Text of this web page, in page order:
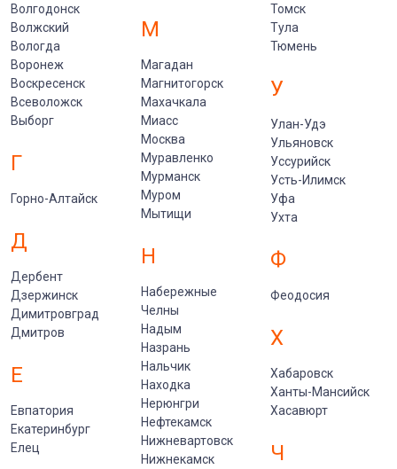
Волгодонск
Волжский
Вологда
Воронеж
Воскресенск
Всеволожск
Выборг
Г
Горно-Алтайск
Д
Дербент
Дзержинск
Димитровград
Дмитров
Е
Евпатория
Екатеринбург
Елец
М
Магадан
Магнитогорск
Махачкала
Миасс
Москва
Муравленко
Мурманск
Муром
Мытищи
Н
Набережные
Челны
Надым
Назрань
Нальчик
Находка
Нерюнгри
Нефтекамск
Нижневартовск
Нижнекамск
Томск
Тула
Тюмень
У
Улан-Удэ
Ульяновск
Уссурийск
Усть-Илимск
Уфа
Ухта
Ф
Феодосия
Х
Хабаровск
Ханты-Мансийск
Хасавюрт
Ч